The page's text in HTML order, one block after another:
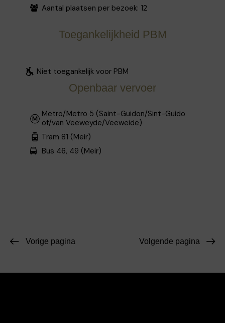
Aantal plaatsen per bezoek: 12
Toegankelijkheid PBM
Niet toegankelijk voor PBM
Openbaar vervoer
Metro/Metro 5 (Saint-Guidon/Sint-Guido
of/van Veeweyde/Veeweide)
Tram 81 (Meir)
Bus 46, 49 (Meir)
Vorige pagina Volgende pagina